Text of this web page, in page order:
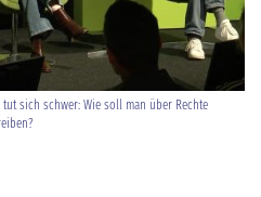
tut sich schwer: Wie soll man über Rechte